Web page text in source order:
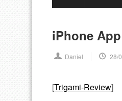
iPhone
Daniel 28/
[Trigami-Review]